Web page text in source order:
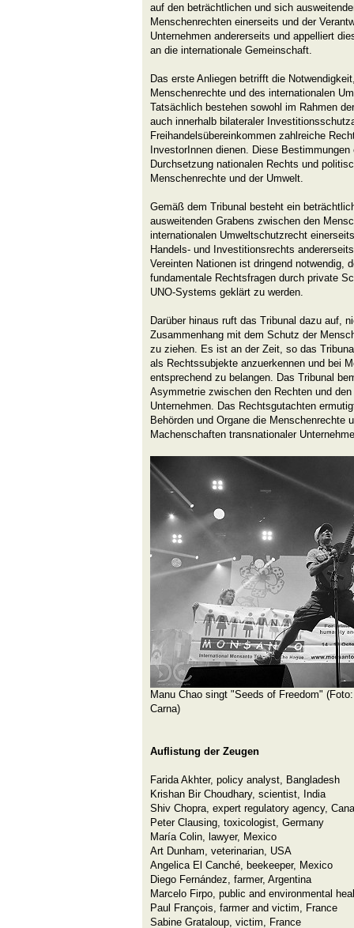
auf den beträchtlichen und sich
Menschenrechten einerseits und der
Unternehmen andererseits und appelliert
an die internationale Gemeinschaft.
Das erste Anliegen betrifft die
Menschenrechte und des internationalen
Tatsächlich bestehen sowohl im Rahmen
auch innerhalb bilateraler
Freihandelsübereinkommen zahlreiche
InvestorInnen dienen. Diese
Durchsetzung nationalen Rechts und
Menschenrechte und der Umwelt.
Gemäß dem Tribunal besteht ein
ausweitenden Grabens zwischen den
internationalen Umweltschutzrecht
Handels- und Investitionsrechts
Vereinten Nationen ist dringend notwendig,
fundamentale Rechtsfragen durch private
UNO-Systems geklärt zu werden.
Darüber hinaus ruft das Tribunal dazu auf,
Zusammenhang mit dem Schutz der
zu ziehen. Es ist an der Zeit, so das
als Rechtssubjekte anzuerkennen und bei
entsprechend zu belangen. Das Tribunal
Asymmetrie zwischen den Rechten und
Unternehmen. Das Rechtsgutachten
Behörden und Organe die Menschenrechte
Machenschaften transnationaler
Manu Chao singt "Seeds of Freedom"
Carna)
Auflistung der Zeugen
Farida Akhter, policy analyst, Bangladesh
Krishan Bir Choudhary, scientist, India
Shiv Chopra, expert regulatory agency,
Peter Clausing, toxicologist, Germany
María Colin, lawyer, Mexico
Art Dunham, veterinarian, USA
Angelica El Canché, beekeeper, Mexico
Diego Fernández, farmer, Argentina
Marcelo Firpo, public and environmental
Paul François, farmer and victim, France
Sabine Grataloup, victim, France